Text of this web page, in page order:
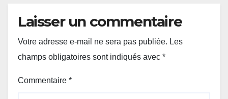
Laisser un commentaire
Votre adresse e-mail ne sera pas publiée. Les
champs obligatoires sont indiqués avec *
Commentaire *